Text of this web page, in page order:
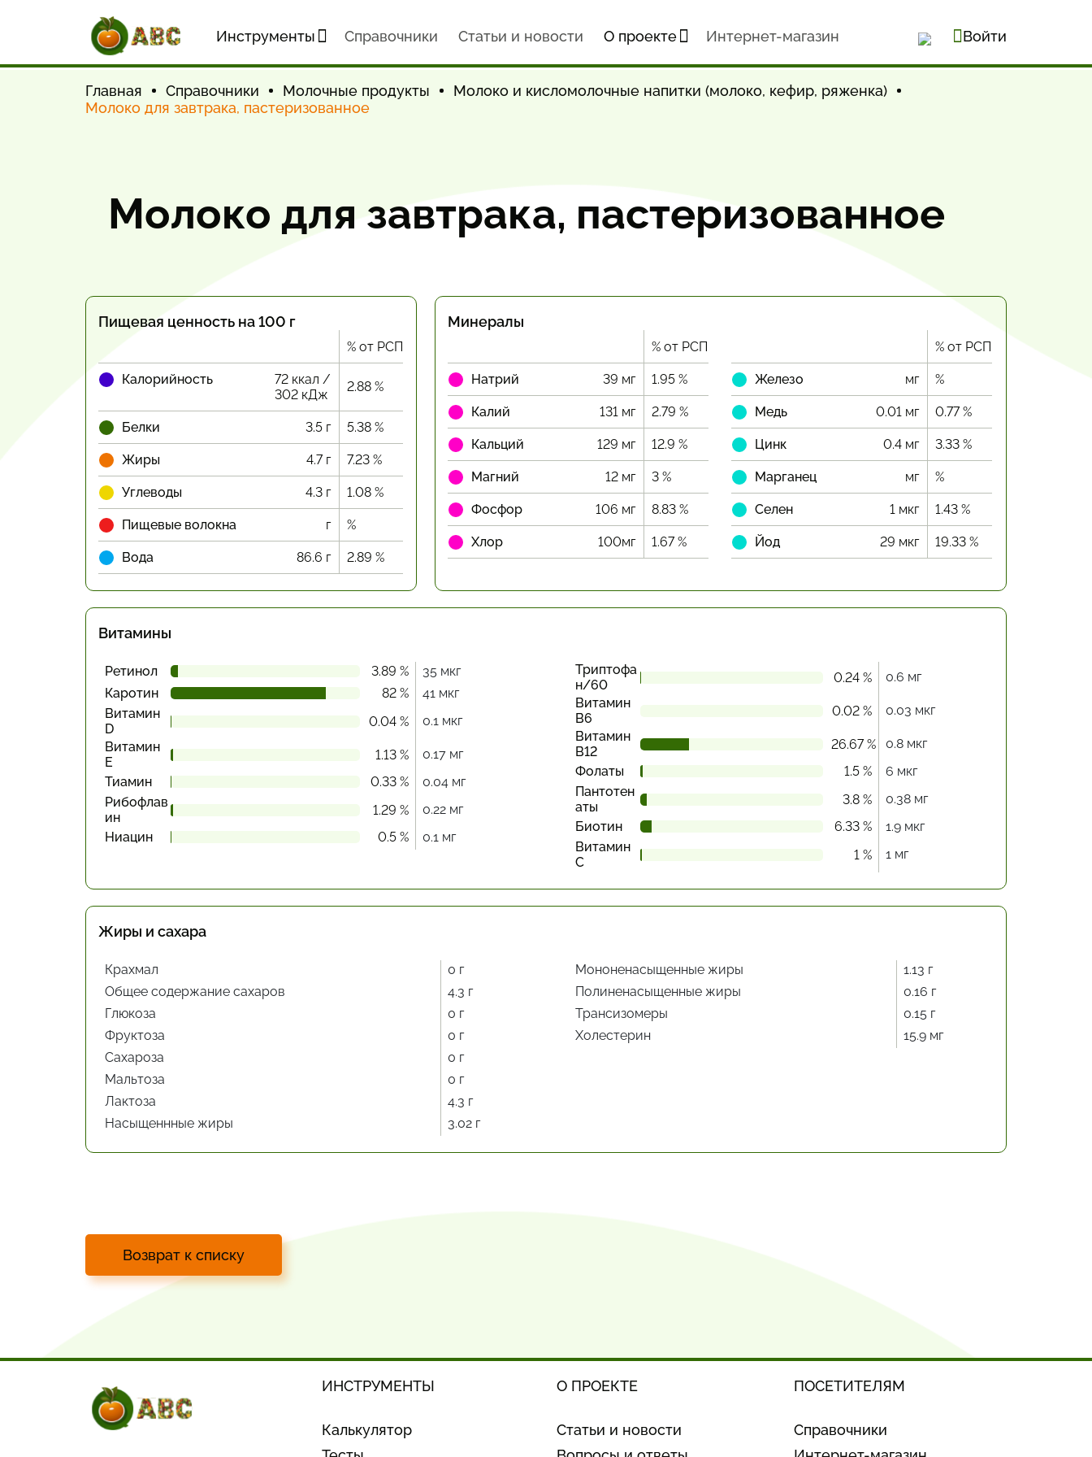
Инструменты Cправочники Статьи и новости О проекте Интернет-магазин Войти
Главная Справочники Молочные продукты
Молоко и кисломолочные напитки (молоко, кефир, ряженка)
Молоко для завтрака, пастеризованное
Молоко для завтрака, пастеризованное
Пищевая ценность на 100 г
% от РСП
Калорийность
72 ккал /
302 кДж
2.88 %
Белки 3.5 г 5.38 %
Жиры 4.7 г 7.23 %
Углеводы 4.3 г 1.08 %
Пищевые волокна г %
Вода 86.6 г 2.89 %
Минералы
% от РСП
Натрий 39 мг 1.95 %
Калий 131 мг 2.79 %
Кальций 129 мг 12.9 %
Магний 12 мг 3 %
Фосфор 106 мг 8.83 %
Хлор 100мг 1.67 %
% от РСП
Железо мг %
Медь 0.01 мг 0.77 %
Цинк 0.4 мг 3.33 %
Марганец мг %
Селен 1 мкг 1.43 %
Йод 29 мкг 19.33 %
Витамины
Ретинол 3.89 %
35 мкг
Каротин
82 %
41 мкг
Витамин
D
0.04 %
0.1 мкг
Витамин
Е
1.13 %
0.17 мг
Тиамин
0.33 %
0.04 мг
Рибофлав
ин
1.29 %
0.22 мг
Ниацин
0.5 % 0.1 мг
Триптофа
н/60
0.24 %
0.6 мг
Витамин
В6
0.02 %
0.03 мкг
Витамин
В12
26.67 %
0.8 мкг
Фолаты
1.5 %
6 мкг
Пантотен
аты
3.8 %
0.38 мг
Биотин
6.33 %
1.9 мкг
Витамин
С
1 % 1 мг
Жиры и сахара
Крахмал
0 г
Общее содержание сахаров
4.3 г
Глюкоза
0 г
Фруктоза
0 г
Сахароза
0 г
Мальтоза
0 г
Лактоза
4.3 г
Насыщеннные жиры
3.02 г
Мононенасыщенные жиры
1.13 г
Полиненасыщенные жиры
0.16 г
Трансизомеры
0.15 г
Холестерин
15.9 мг
Возврат к списку
ИНСТРУМЕНТЫ
Калькулятор
О ПРОЕКТЕ
Статьи и новости
ПОСЕТИТЕЛЯМ
Справочники